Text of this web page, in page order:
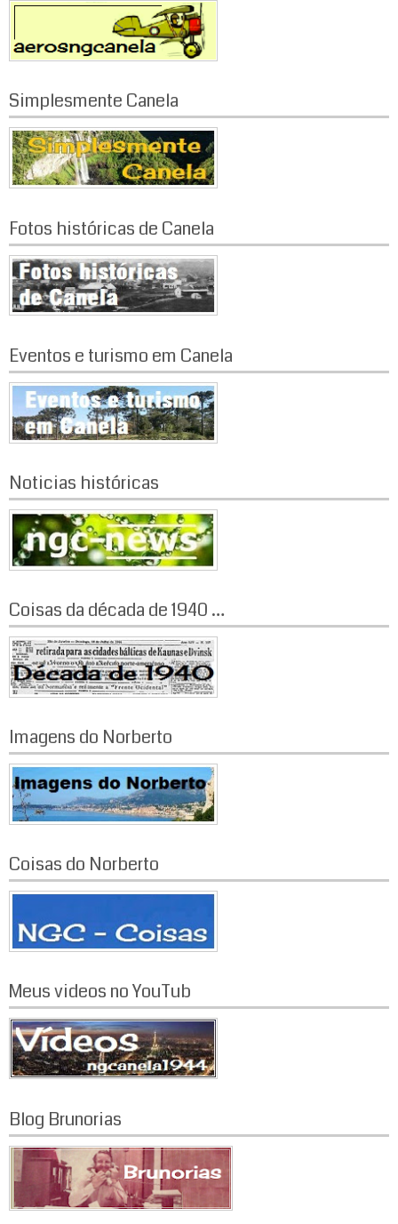
Simplesmente Canela
Fotos históricas de Canela
Eventos e turismo em Canela
Noticias históricas
Coisas da década de 1940 …
Imagens do Norberto
Coisas do Norberto
Meus videos no YouTub
Blog Brunorias